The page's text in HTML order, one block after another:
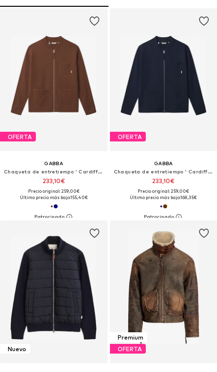
OFERTA
GABBA
Chaqueta de entretiempo ' Cardiff Led '
233,10€
Precio original: 259,00€
Último precio más bajo:155,40€
OFERTA
GABBA
Chaqueta de entretiempo ' Cardiff Led '
233,10€
Precio original: 259,00€
Último precio más bajo:168,35€
Nuevo
Premium
OFERTA